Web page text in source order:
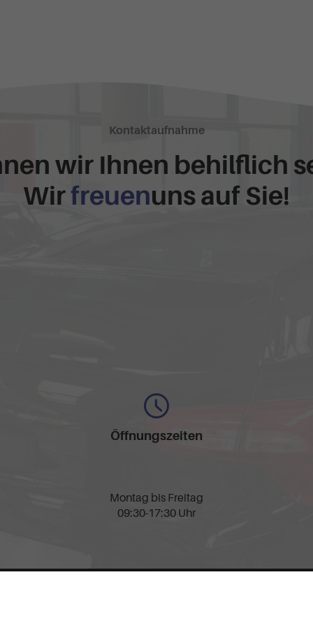
Kontaktaufnahme
wir Ihnen behilflich
Wirfreuenuns auf Sie!
Öffnungszeiten
Montag bis Freitag
09:30-17:30 Uhr